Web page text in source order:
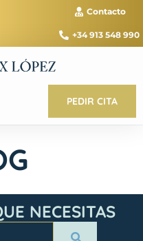
Contacto
+34 913 548 990
PEDIR CITA
NECESITAS